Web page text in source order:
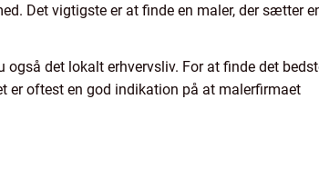
Det vigtigste er at finde en maler, der sætter
det lokalt erhvervsliv. For at finde det
er oftest en god indikation på at malerfirmaet